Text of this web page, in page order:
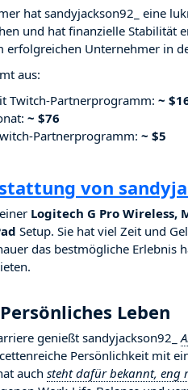
hat sandyjackson92_ eine
und hat finanzielle Stabilität
erfolgreichen Unternehmer in
aus:
Twitch-Partnerprogramm: ~
~ $76
Partnerprogramm: ~ $5
von
Logitech G Pro Wireless,
Setup. Sie hat viel Zeit und
das bestmögliche Erlebnis
Leben
genießt sandyjackson92_
Persönlichkeit mit
auch steht dafür bekannt, eng